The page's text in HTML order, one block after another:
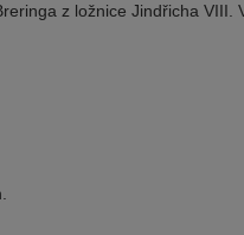
z ložnice Jindřicha VIII.